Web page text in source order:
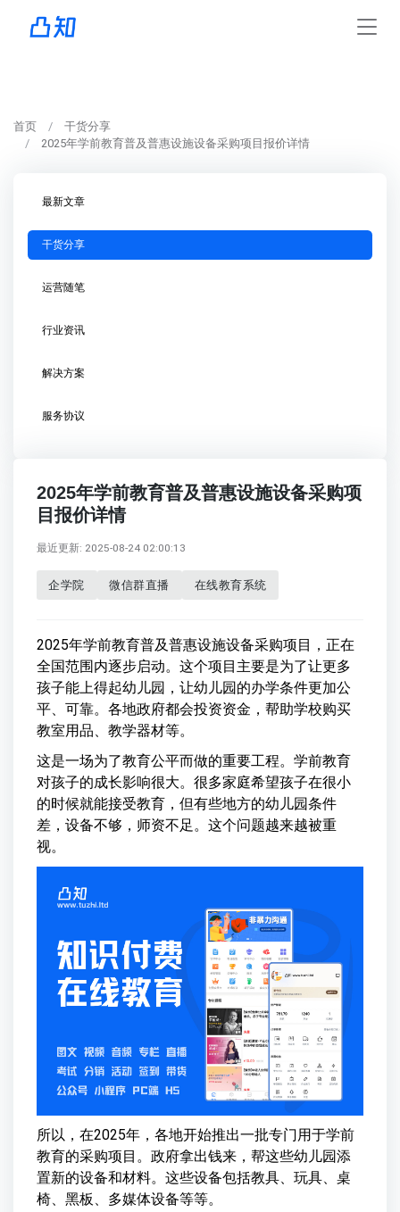
首页
干货分享
2025年学前教育普及普惠设施设备采购项目报价详情
最新文章
干货分享
运营随笔
行业资讯
解决方案
服务协议
2025年学前教育普及普惠设施设备采购项
目报价详情
最近更新: 2025-08-24 02:00:13
企学院 微信群直播 在线教育系统
2025年学前教育普及普惠设施设备采购项目，正在
全国范围内逐步启动。这个项目主要是为了让更多
孩子能上得起幼儿园，让幼儿园的办学条件更加公
平、可靠。各地政府都会投资资金，帮助学校购买
教室用品、教学器材等。
这是一场为了教育公平而做的重要工程。学前教育
对孩子的成长影响很大。很多家庭希望孩子在很小
的时候就能接受教育，但有些地方的幼儿园条件
差，设备不够，师资不足。这个问题越来越被重
视。
所以，在2025年，各地开始推出一批专门用于学前
教育的采购项目。政府拿出钱来，帮这些幼儿园添
置新的设备和材料。这些设备包括教具、玩具、桌
椅、黑板、多媒体设备等等。